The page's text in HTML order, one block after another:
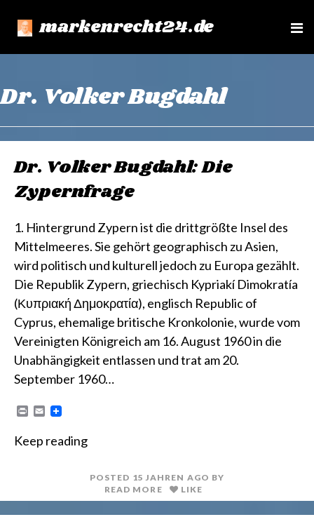
markenrecht24.de
e
Dr. Volker Bugdahl
Dr. Volker Bugdahl: Die
Zypernfrage
1. Hintergrund Zypern ist die drittgrößte Insel des
Mittelmeeres. Sie gehört geographisch zu Asien,
wird politisch und kulturell jedoch zu Europa gezählt.
Die Republik Zypern, griechisch Kypriakí Dimokratía
(Κυπριακή Δημοκρατία), englisch Republic of
Cyprus, ehemalige britische Kronkolonie, wurde vom
Vereinigten Königreich am 16. August 1960 in die
Unabhängigkeit entlassen und trat am 20.
September 1960…
n
E
i
Keep reading
POSTED 15 JAHREN AGO BY
READ MORE
LIKE